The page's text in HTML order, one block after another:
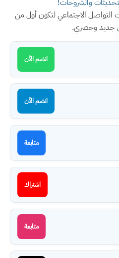
والشروحات!
التواصل الاجتماعي لتكون أول من
جديد وحصري.
انضم الآن
انضم الآن
متابعة
اشتراك
متابعة